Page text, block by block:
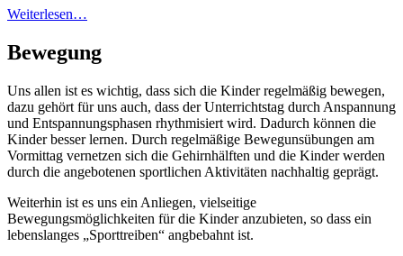
Weiterlesen…
Bewegung
Uns allen ist es wichtig, dass sich die Kinder regelmäßig bewegen,
dazu gehört für uns auch, dass der Unterrichtstag durch Anspannung
und Entspannungsphasen rhythmisiert wird. Dadurch können die
Kinder besser lernen. Durch regelmäßige Bewegunsübungen am
Vormittag vernetzen sich die Gehirnhälften und die Kinder werden
durch die angebotenen sportlichen Aktivitäten nachhaltig geprägt.
Weiterhin ist es uns ein Anliegen, vielseitige
Bewegungsmöglichkeiten für die Kinder anzubieten, so dass ein
lebenslanges „Sporttreiben“ angbebahnt ist.